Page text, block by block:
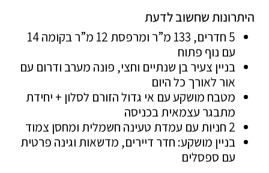
היתרונות שחשוב לדעת
5 חדרים, 133 מ”ר ומרפסת 12 מ”ר בקומה 14
עם נוף פתוח
בניין צעיר בן שנתיים וחצי, פונה מערב ודרום עם
אור לאורך כל היום
מטבח מושקע עם אי גדול הזורם לסלון + יחידת
מתבגר עצמאית בכניסה
2 חניות עם עמדת טעינה חשמלית ומחסן צמוד
בניין מושקע: חדר דיירים, מדשאות וגינה פרטית
עם ספסלים